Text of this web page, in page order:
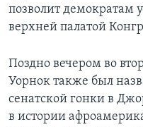
позволит демократам
верхней палатой
Поздно вечером во
Уорнок также был
сенатской гонки в
в истории